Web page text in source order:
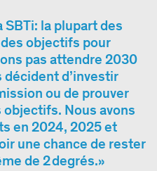
la plupart des
objectifs pour
pas attendre 2030
d’investir
ou de prouver
Nous avons
en 2024, 2025 et
une chance de rester
de 2 degrés.